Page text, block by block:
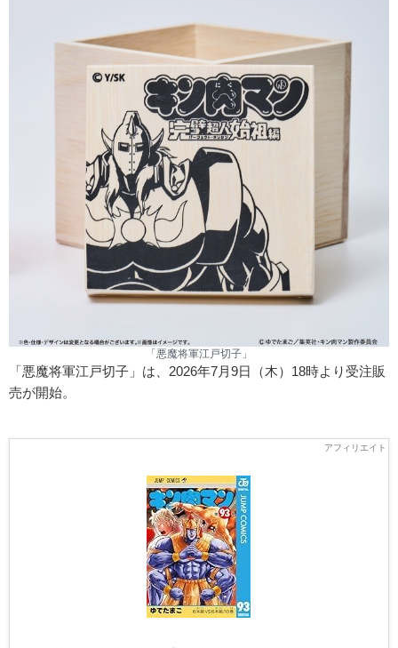
「悪魔将軍江戸切子」
「悪魔将軍江戸切子」は、2026年7月9日（木）18時より受注販
売が開始。